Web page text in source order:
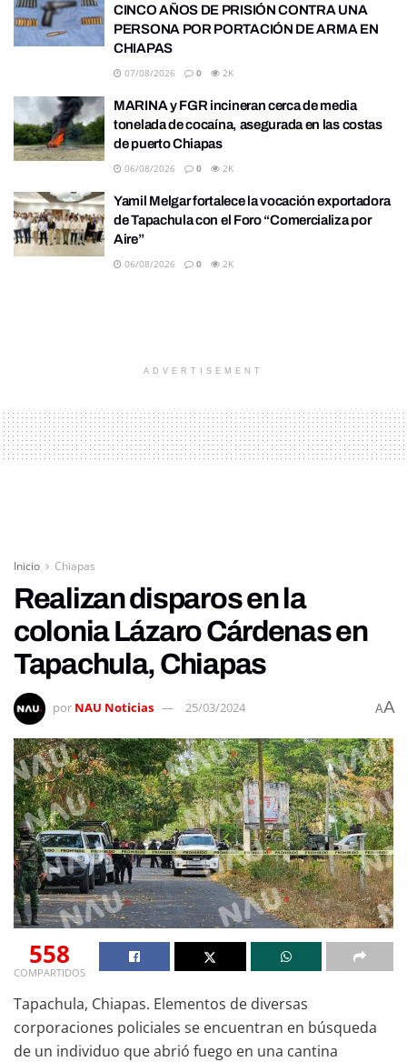
CINCO AÑOS DE PRISIÓN CONTRA UNA
PERSONA POR PORTACIÓN DE ARMA EN
CHIAPAS
07/08/2026 0 2K
MARINA y FGR incineran cerca de media
tonelada de cocaína, asegurada en las costas
de puerto Chiapas
06/08/2026 0 2K
Yamil Melgar fortalece la vocación exportadora
de Tapachula con el Foro “Comercializa por
Aire”
06/08/2026 0 2K
ADVERTISEMENT
Inicio Chiapas
Realizan disparos en la
colonia Lázaro Cárdenas en
Tapachula, Chiapas
por NAU Noticias 25/03/2024 AA
558
COMPARTIDOS
Tapachula, Chiapas. Elementos de diversas
corporaciones policiales se encuentran en búsqueda
de un individuo que abrió fuego en una cantina